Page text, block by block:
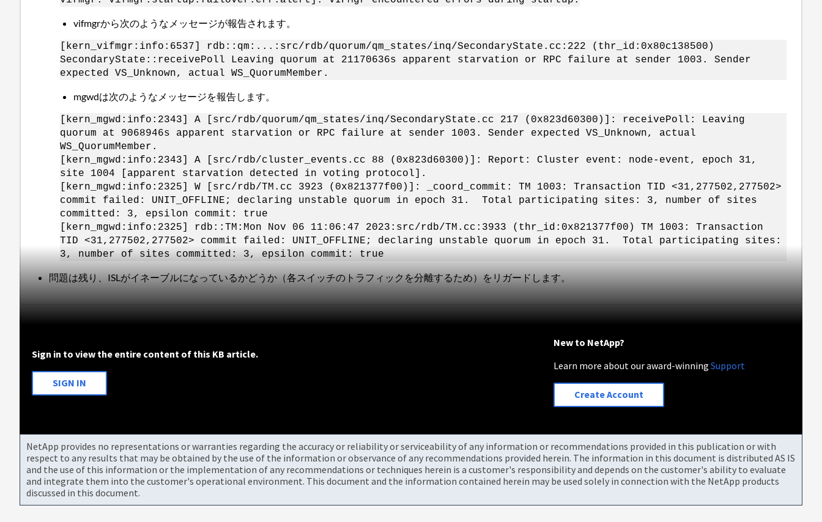
vifmgrから次のようなメッセージが報告されます。
[kern_vifmgr:info:6537] rdb::qm:...:src/rdb/quorum/qm_states/inq/SecondaryState.cc:222 (thr_id:0x80c138500)
SecondaryState::receivePoll Leaving quorum at 21170636s apparent starvation or RPC failure at sender 1003. Sender
expected VS_Unknown, actual WS_QuorumMember.
mgwdは次のようなメッセージを報告します。
[kern_mgwd:info:2343] A [src/rdb/quorum/qm_states/inq/SecondaryState.cc 217 (0x823d60300)]: receivePoll: Leaving
quorum at 9068946s apparent starvation or RPC failure at sender 1003. Sender expected VS_Unknown, actual
WS_QuorumMember.
[kern_mgwd:info:2343] A [src/rdb/cluster_events.cc 88 (0x823d60300)]: Report: Cluster event: node-event, epoch 31,
site 1004 [apparent starvation detected in voting protocol].
[kern_mgwd:info:2325] W [src/rdb/TM.cc 3923 (0x821377f00)]: _coord_commit: TM 1003: Transaction TID <31,277502,277502>
commit failed: UNIT_OFFLINE; declaring unstable quorum in epoch 31. Total participating sites: 3, number of sites
committed: 3, epsilon commit: true
[kern_mgwd:info:2325] rdb::TM:Mon Nov 06 11:06:47 2023:src/rdb/TM.cc:3933 (thr_id:0x821377f00) TM 1003: Transaction
TID <31,277502,277502> commit failed: UNIT_OFFLINE; declaring unstable quorum in epoch 31. Total participating sites:
3, number of sites committed: 3, epsilon commit: true
問題は残り、ISLがイネーブルになっているかどうか（各スイッチのトラフィックを分離するため）をリガードします。
Sign in to view the entire content of this KB article.
SIGN IN
New to NetApp?
Learn more about our award-winningSupport
Create Account
NetApp provides no representations or warranties regarding the accuracy or reliability or serviceability of any information or recommendations provided in this publication or with
respect to any results that may be obtained by the use of the information or observance of any recommendations provided herein. The information in this document is distributed AS IS
and the use of this information or the implementation of any recommendations or techniques herein is a customer's responsibility and depends on the customer's ability to evaluate
and integrate them into the customer's operational environment. This document and the information contained herein may be used solely in connection with the NetApp products
discussed in this document.